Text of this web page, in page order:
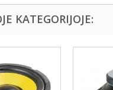
KATEGORIJOJE: